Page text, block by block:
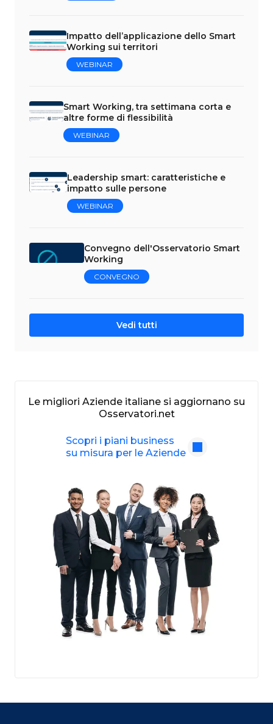
Impatto dell’applicazione dello Smart
Working sui territori
WEBINAR
Smart Working, tra settimana corta e
altre forme di flessibilità
WEBINAR
Leadership smart: caratteristiche e
impatto sulle persone
WEBINAR
Convegno dell'Osservatorio Smart
Working
CONVEGNO
Vedi tutti
Le migliori Aziende italiane si aggiornano su
Osservatori.net
Scopri i piani business
su misura per le Aziende